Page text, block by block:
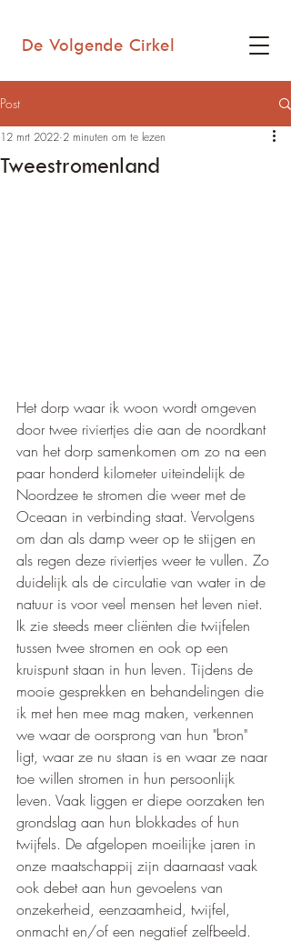
De Volgende Cirkel
Post
Tweestromenland
12 mrt 2022 2 minuten om te lezen
Het dorp waar ik woon wordt omgeven
door twee riviertjes die aan de noordkant
van het dorp samenkomen om zo na een
paar honderd kilometer uiteindelijk de
Noordzee te stromen die weer met de
Oceaan in verbinding staat. Vervolgens
om dan als damp weer op te stijgen en
als regen deze riviertjes weer te vullen. Zo
duidelijk als de circulatie van water in de
natuur is voor veel mensen het leven niet.
Ik zie steeds meer cliënten die twijfelen
tussen twee stromen en ook op een
kruispunt staan in hun leven. Tijdens de
mooie gesprekken en behandelingen die
ik met hen mee mag maken, verkennen
we waar de oorsprong van hun "bron"
ligt, waar ze nu staan is en waar ze naar
toe willen stromen in hun persoonlijk
leven. Vaak liggen er diepe oorzaken ten
grondslag aan hun blokkades of hun
twijfels. De afgelopen moeilijke jaren in
onze maatschappij zijn daarnaast vaak
ook debet aan hun gevoelens van
onzekerheid, eenzaamheid, twijfel,
onmacht en/of een negatief zelfbeeld.